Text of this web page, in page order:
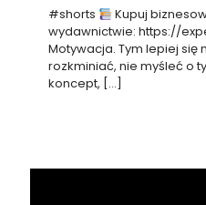
#shorts
Kupuj
wydawnictwie: https://
Motywacja. Tym lepiej się
rozkminiać, nie myśleć o
koncept, […]